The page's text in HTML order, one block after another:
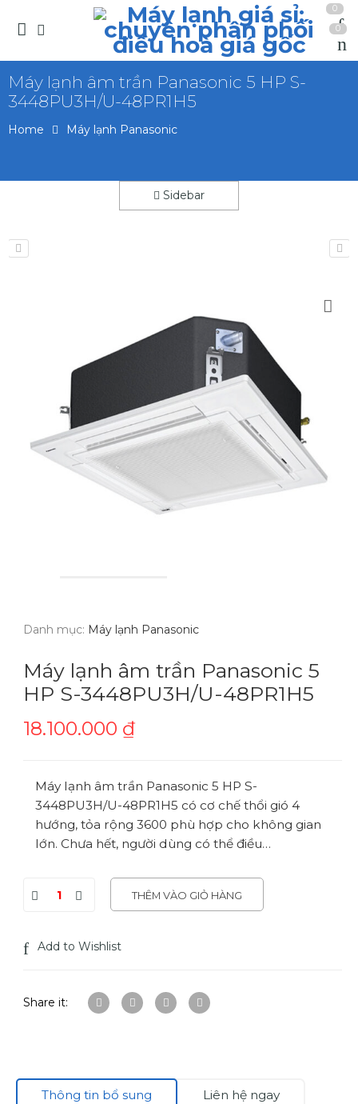
0
0
Máy lạnh âm trần Panasonic 5 HP S-
3448PU3H/U-48PR1H5
Home Máy lạnh Panasonic
Sidebar
Danh mục: Máy lạnh Panasonic
Máy lạnh âm trần Panasonic 5
HP S-3448PU3H/U-48PR1H5
18.100.000 ₫
Máy lạnh âm trần Panasonic 5 HP S-
3448PU3H/U-48PR1H5 có cơ chế thổi gió 4
hướng, tỏa rộng 3600 phù hợp cho không gian
lớn. Chưa hết, người dùng có thể điều…
THÊM VÀO GIỎ HÀNG
Add to Wishlist
Share it:
Thông tin bổ sung Liên hệ ngay